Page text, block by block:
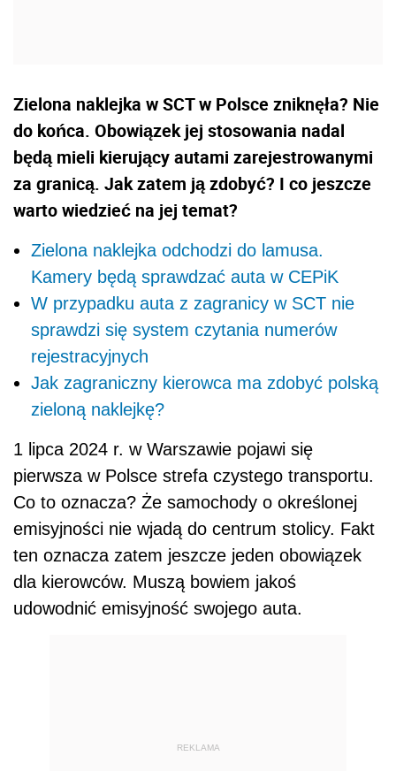
Zielona naklejka w SCT w Polsce zniknęła? Nie
do końca. Obowiązek jej stosowania nadal
będą mieli kierujący autami zarejestrowanymi
za granicą. Jak zatem ją zdobyć? I co jeszcze
warto wiedzieć na jej temat?
Zielona naklejka odchodzi do lamusa.
Kamery będą sprawdzać auta w CEPiK
W przypadku auta z zagranicy w SCT nie
sprawdzi się system czytania numerów
rejestracyjnych
Jak zagraniczny kierowca ma zdobyć polską
zieloną naklejkę?
1 lipca 2024 r. w Warszawie pojawi się
pierwsza w Polsce strefa czystego transportu.
Co to oznacza? Że samochody o określonej
emisyjności nie wjadą do centrum stolicy. Fakt
ten oznacza zatem jeszcze jeden obowiązek
dla kierowców. Muszą bowiem jakoś
udowodnić emisyjność swojego auta.
REKLAMA